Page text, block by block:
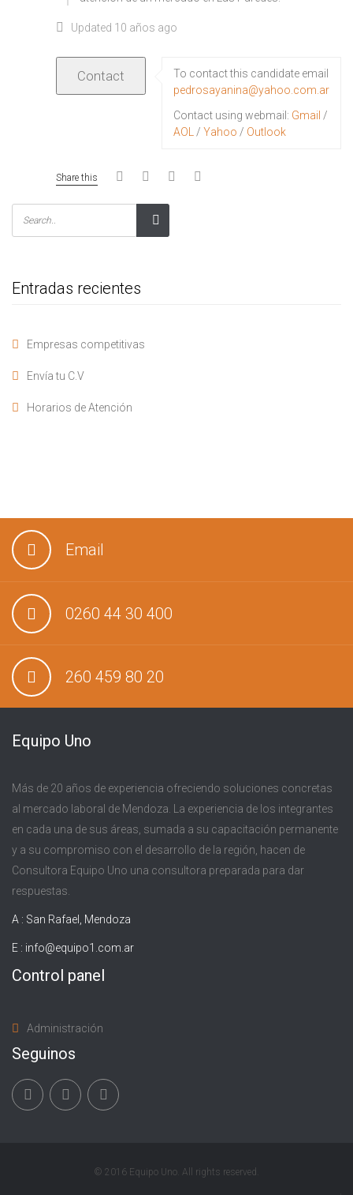
Updated 10 años ago
To contact this candidate email
pedrosayanina@yahoo.com.ar
Contact using webmail: Gmail /
AOL
/Yahoo / Outlook
Share this
Entradas recientes
Empresas competitivas
Envía tu C.V
Horarios de Atención
Email
0260 44 30 400
260 459 80 20
Equipo Uno
Más de 20 años de experiencia ofreciendo soluciones concretas
al mercado laboral de Mendoza. La experiencia de los integrantes
en cada una de sus áreas, sumada a su capacitación permanente
y a su compromiso con el desarrollo de la región, hacen de
Consultora Equipo Uno una consultora preparada para dar
respuestas.
A : San Rafael, Mendoza
E : info@equipo1.com.ar
Control panel
Administración
Seguinos
© 2016 Equipo Uno. All rights reserved.